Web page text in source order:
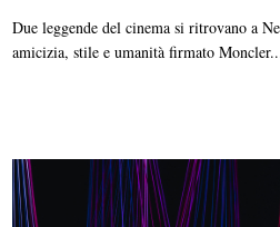
Due leggende del cinema si ritrovano a
amicizia, stile e umanità firmato